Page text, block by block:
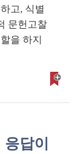
고, 식별
문헌고찰
을 하지
답이